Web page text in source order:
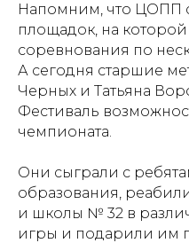
Напомним, что ЦОПП
площадок, на
соревнования по
А сегодня старшие
Черных и Татьяна
Фестиваль
чемпионата.
Они сыграли с
образования,
и школы № 32 в
игры и подарили им